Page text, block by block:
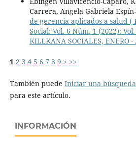
Carrera, Angela Gabriela
de gerencia aplicados a salud (
Social: Vol. 6 Núm. 1 (2022):
KILLKANA SOCIALES, ENERO -
1 2 3 4 5 6 7 8 9 > >>
También puede Iniciar una
para este artículo.
INFORMACIÓN